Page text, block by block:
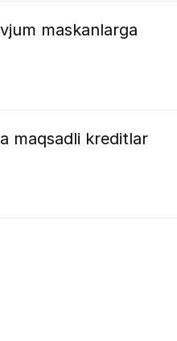
maskanlarga
maqsadli kreditlar